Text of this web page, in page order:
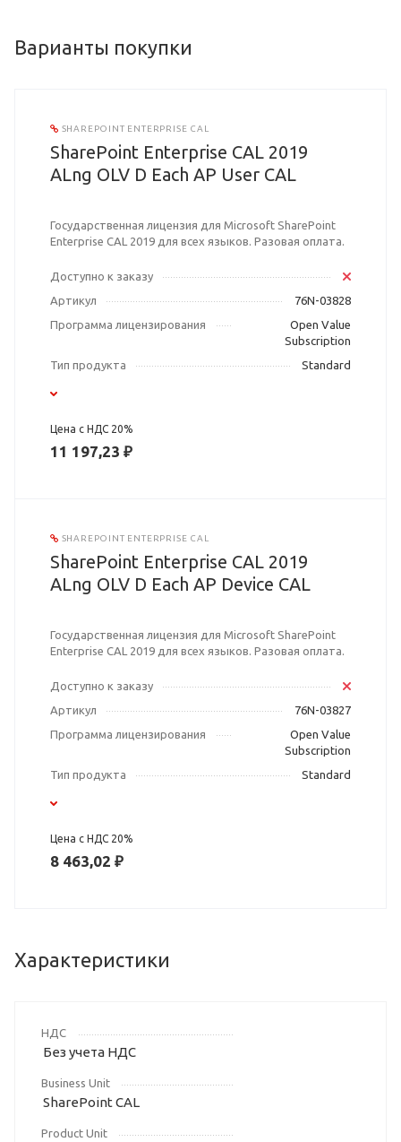
Варианты покупки
SHAREPOINT ENTERPRISE CAL
SharePoint Enterprise CAL 2019
ALng OLV D Each AP User CAL
Государственная лицензия для Microsoft SharePoint
Enterprise CAL 2019 для всех языков. Разовая оплата.
Доступно к заказу
Артикул
76N-03828
Программа лицензирования
Open Value
Subscription
Тип продукта
Standard
Цена с НДС 20%
11 197,23 ₽
SHAREPOINT ENTERPRISE CAL
SharePoint Enterprise CAL 2019
ALng OLV D Each AP Device CAL
Государственная лицензия для Microsoft SharePoint
Enterprise CAL 2019 для всех языков. Разовая оплата.
Доступно к заказу
Артикул
76N-03827
Программа лицензирования
Open Value
Subscription
Тип продукта
Standard
Цена с НДС 20%
8 463,02 ₽
Характеристики
НДС
Без учета НДС
Business Unit
SharePoint CAL
Product Unit